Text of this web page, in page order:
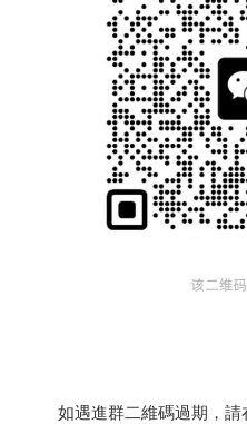
如遇進群二維碼過期，請